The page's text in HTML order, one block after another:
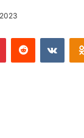
PinterestReddit